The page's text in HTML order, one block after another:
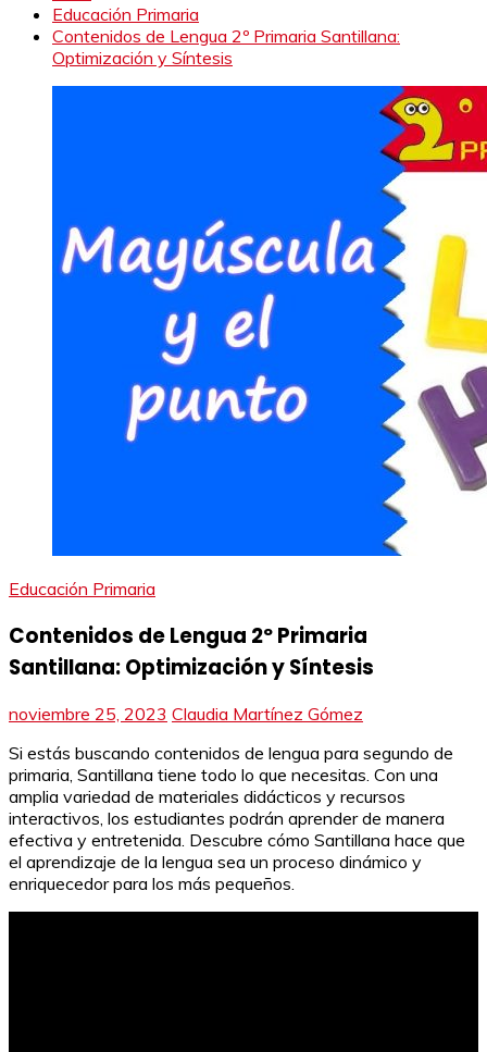
Educación Primaria
Contenidos de Lengua 2º Primaria Santillana:
Optimización y Síntesis
Educación Primaria
Contenidos de Lengua 2º Primaria
Santillana: Optimización y Síntesis
noviembre 25, 2023 Claudia Martínez Gómez
Si estás buscando contenidos de lengua para segundo de
primaria, Santillana tiene todo lo que necesitas. Con una
amplia variedad de materiales didácticos y recursos
interactivos, los estudiantes podrán aprender de manera
efectiva y entretenida. Descubre cómo Santillana hace que
el aprendizaje de la lengua sea un proceso dinámico y
enriquecedor para los más pequeños.